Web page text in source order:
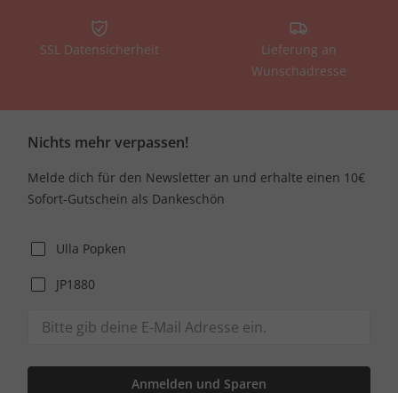
SSL Datensicherheit
Lieferung an
Wunschadresse
Nichts mehr verpassen!
Melde dich für den Newsletter an und erhalte einen 10€
Sofort-Gutschein als Dankeschön
Ulla Popken
JP1880
Anmelden und Sparen